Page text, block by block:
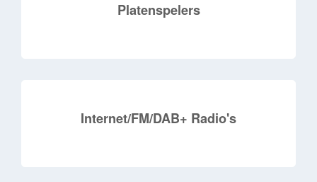
Platenspelers
Internet/FM/DAB+ Radio's